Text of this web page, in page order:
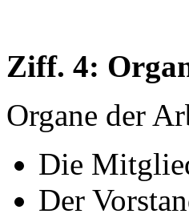
Ziff. 4:
Organe der
Die
Der